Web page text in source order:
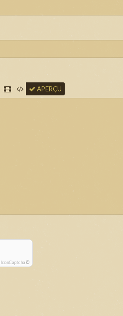
APERÇU
IconCaptcha ©